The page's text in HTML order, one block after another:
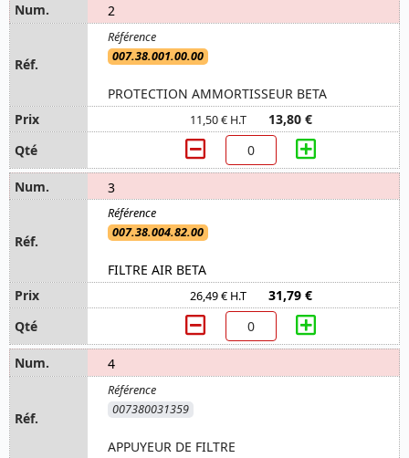
2
007.38.001.00.00
PROTECTION AMMORTISSEUR BETA
11,50 € H.T 13,80 €
3
007.38.004.82.00
FILTRE AIR BETA
26,49 € H.T 31,79 €
4
007380031359
APPUYEUR DE FILTRE